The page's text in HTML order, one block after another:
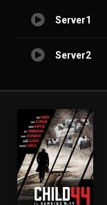
Server1
Server2